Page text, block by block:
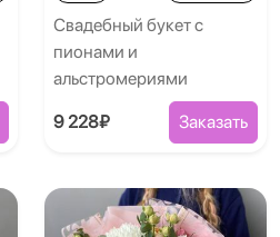
Свадебный букет с
пионами и
альстромериями
9 228₽ Заказать